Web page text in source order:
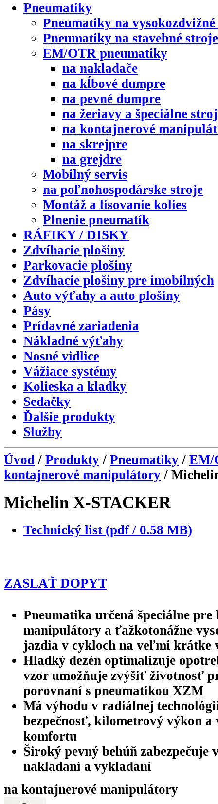
Pneumatiky
Pneumatiky na
Pneumatiky na stavebné stroje
EM/OTR pneumatiky
na nakladače
na kĺbové dumpre
na pevné dumpre
na žeriavy a špeciálne
na kontajnerové
na skrejpre
na grejdre
Mobilný servis
na poľnohospodárske stroje
Montáž a lisovanie kolies
Plnenie pneumatík
RÁFIKY / DISKY
Zdvíhacie plošiny
Parkovacie plošiny
Zdvíhacie plošiny pre imobilných
Auto výťahy a auto plošiny
Pásy
Prídavné zariadenia
Nákladné výťahy
Nosné vidlice
Vážiace systémy
Kolieska a kladky
Sedačky
Ďalšie produkty
Služby
Úvod / Produkty / Pneumatiky / EM/
kontajnerové manipulátory /
Michelin X-STACKER
Technický list (pdf / 0.58 MB)
ZASLAŤ DOPYT
Pneumatika určená špeciálne
manipulátory a ťažkotonážne
jazdia v cykloch na veľmi krátke
Hladký dezén optimalizuje
vzor umožňuje zvýšiť životnosť
porovnaní s pneumatikou XZM
Má výhodu v radiálnej
bezpečnosť, kilometrový výkon
komfortu
Široký pevný behúň
nakladaní a vykladaní
na kontajnerové manipulátory